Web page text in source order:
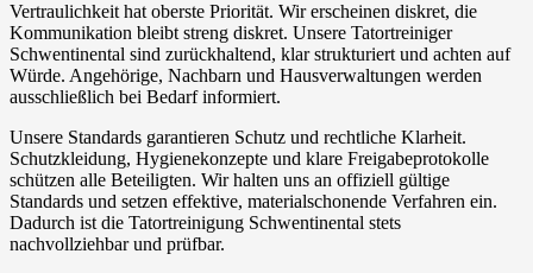
Vertraulichkeit hat oberste Priorität. Wir erscheinen diskret, die
Kommunikation bleibt streng diskret. Unsere Tatortreiniger
Schwentinental sind zurückhaltend, klar strukturiert und achten auf
Würde. Angehörige, Nachbarn und Hausverwaltungen werden
ausschließlich bei Bedarf informiert.
Unsere Standards garantieren Schutz und rechtliche Klarheit.
Schutzkleidung, Hygienekonzepte und klare Freigabeprotokolle
schützen alle Beteiligten. Wir halten uns an offiziell gültige
Standards und setzen effektive, materialschonende Verfahren ein.
Dadurch ist die Tatortreinigung Schwentinental stets
nachvollziehbar und prüfbar.